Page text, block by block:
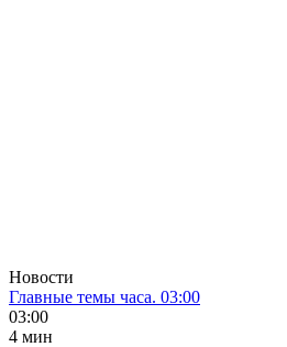
Новости
Главные темы часа. 03:00
03:00
4 мин